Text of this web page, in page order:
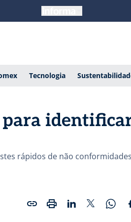
Tecnologia
rápidos de não